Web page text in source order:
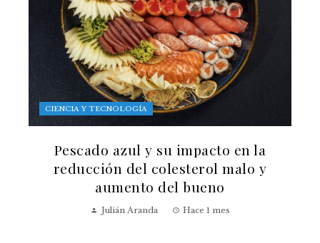
CIENCIA Y TECNOLOGÍA
Pescado azul y su impacto en la
reducción del colesterol malo y
aumento del bueno
Julián Aranda Hace 1 mes